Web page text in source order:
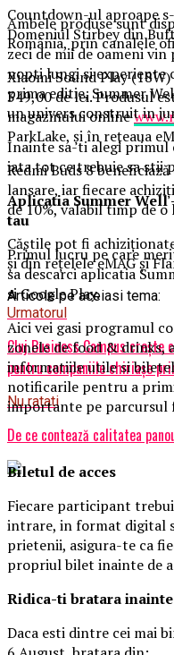
Ambele produse sunt
România, prin canalele
Xiaomi Sound Play
349,00 de lei. Produsul
magazinului online
ParkLake, și în rețeaua
Redmi Buds 8
lansare, iar fiecare
de 10%, valabil timp de
Căștile pot fi
și din rețelele eMAG și
Articole pe aceiasi tema:
Urmatorul
Cluj Business Campus
pentru companiile chiriașe
Nu ratati
De ce contează calitatea
Countdown-ul aproape
Domeniul Stirbey din
zeci de mii de oameni
nopti lungi si experiente
prima editie, Summer
un univers construit in
Inainte sa-ti alegi primul
iata tot ce trebuie sa stii
Aplicatia Summer Well
tau
Primul lucru pe care
sa descarci aplicatia
si Google Play.
Aici vei gasi programul
zonele de food &
informatiile utile si
notificarile pentru a
importante pe parcursul
Biletul de acces
Fiecare participant
intrare, in format digital
prietenii, asigura-te ca
propriul bilet inainte de
Ridica-ti bratara
Daca esti dintre cei mai